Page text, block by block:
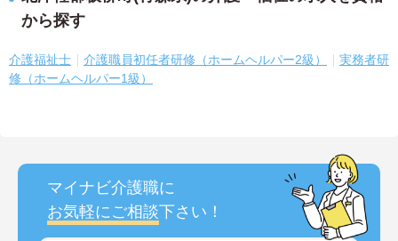
から探す
介護福祉士 介護職員初任者研修（ホームヘルパー2級）
実務者研
修（ホームヘルパー1級）
マイナビ介護職に
お気軽にご相談下さい！